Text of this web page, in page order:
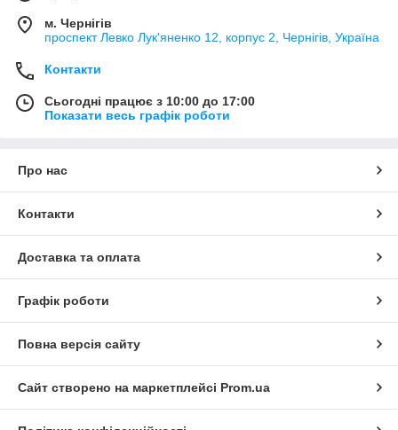
м. Чернігів
проспект Левко Лук'яненко 12, корпус 2, Чернігів, Україна
Контакти
Сьогодні працює з 10:00 до 17:00
Показати весь графік роботи
Про нас
Контакти
Доставка та оплата
Графік роботи
Повна версія сайту
Сайт створено на маркетплейсі Prom.ua